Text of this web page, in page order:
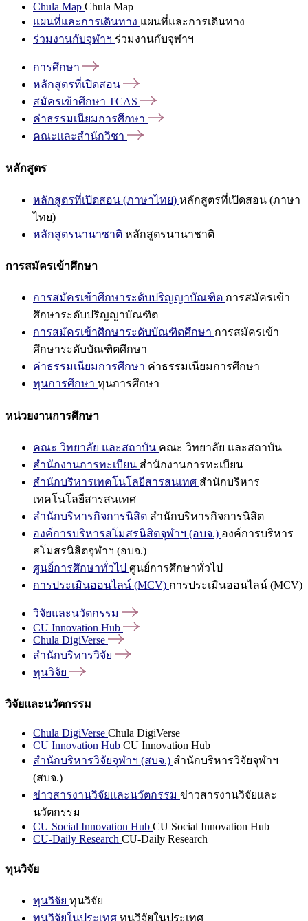
Chula Map Chula Map
แผนที่และการเดินทาง แผนที่และการเดินทาง
ร่วมงานกับจุฬาฯ ร่วมงานกับจุฬาฯ
การศึกษา
หลักสูตรที่เปิดสอน
สมัครเข้าศึกษา TCAS
ค่าธรรมเนียมการศึกษา
คณะและสำนักวิชา
หลักสูตร
หลักสูตรที่เปิดสอน (ภาษาไทย) หลักสูตรที่เปิดสอน (ภาษา
ไทย)
หลักสูตรนานาชาติ หลักสูตรนานาชาติ
การสมัครเข้าศึกษา
การสมัครเข้าศึกษาระดับปริญญาบัณฑิต การสมัครเข้า
ศึกษาระดับปริญญาบัณฑิต
การสมัครเข้าศึกษาระดับบัณฑิตศึกษา การสมัครเข้า
ศึกษาระดับบัณฑิตศึกษา
ค่าธรรมเนียมการศึกษา ค่าธรรมเนียมการศึกษา
ทุนการศึกษา ทุนการศึกษา
หน่วยงานการศึกษา
คณะ วิทยาลัย และสถาบัน คณะ วิทยาลัย และสถาบัน
สำนักงานการทะเบียน สำนักงานการทะเบียน
สำนักบริหารเทคโนโลยีสารสนเทศ สำนักบริหาร
เทคโนโลยีสารสนเทศ
สำนักบริหารกิจการนิสิต สำนักบริหารกิจการนิสิต
องค์การบริหารสโมสรนิสิตจุฬาฯ (อบจ.) องค์การบริหาร
สโมสรนิสิตจุฬาฯ (อบจ.)
ศูนย์การศึกษาทั่วไป ศูนย์การศึกษาทั่วไป
การประเมินออนไลน์ (MCV) การประเมินออนไลน์ (MCV)
วิจัยและนวัตกรรม
CU Innovation Hub
Chula DigiVerse
สำนักบริหารวิจัย
ทุนวิจัย
วิจัยและนวัตกรรม
Chula DigiVerse Chula DigiVerse
CU Innovation Hub CU Innovation Hub
สำนักบริหารวิจัยจุฬาฯ (สบจ.) สำนักบริหารวิจัยจุฬาฯ
(สบจ.)
ข่าวสารงานวิจัยและนวัตกรรม ข่าวสารงานวิจัยและ
นวัตกรรม
CU Social Innovation Hub CU Social Innovation Hub
CU-Daily Research CU-Daily Research
ทุนวิจัย
ทุนวิจัย ทุนวิจัย
ทุนวิจัยในประเทศ ทุนวิจัยในประเทศ